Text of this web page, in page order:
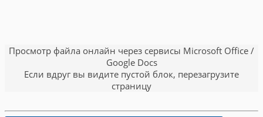
Просмотр файла онлайн через сервисы Microsoft Office /
Google Docs
Если вдруг вы видите пустой блок, перезагрузите
страницу